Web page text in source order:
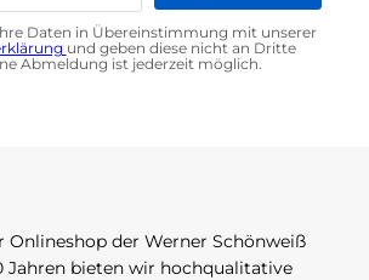
Daten in Übereinstimmung mit unserer
und geben diese nicht an Dritte
Abmeldung ist jederzeit möglich.
Onlineshop der Werner Schönweiß
Jahren bieten wir hochqualitative